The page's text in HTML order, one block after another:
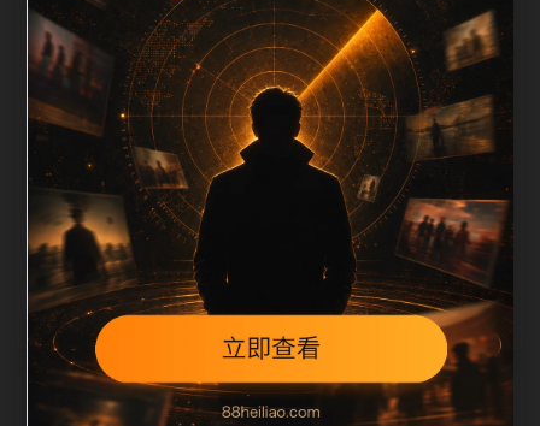
角度补充事件背景、访问场景、相关问题或专题入口，
降低站群页面之间的重复感。页面底部保留同类推荐、
上一篇下一篇和 sitemap 入口，保证重要页面点击深度
尽量控制在三次以内。正文维护时可按用户搜索路径补
充三类信息：入口是否稳定、同栏目还有哪些可继续阅
读、移动端打开时图片和摘要是否一致。每次新增内容
后同步检查标题、description、canonical、主题图、
alt、title和推荐链接，确保页面既能被搜索引擎理解，
也能让真实用户顺着
相关问题与推荐